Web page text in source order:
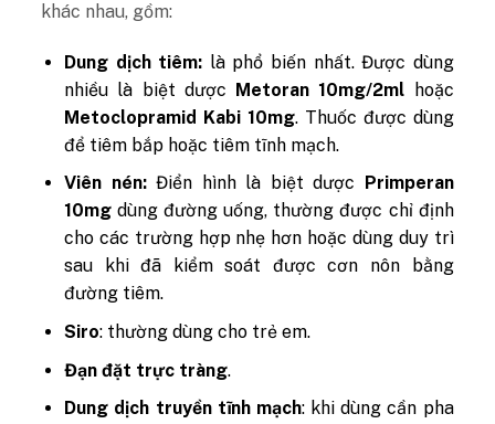
khác nhau, gồm:
Dung dịch tiêm: là phổ biến nhất. Được dùng
nhiều là biệt dược Metoran 10mg/2ml hoặc
Metoclopramid Kabi 10mg. Thuốc được dùng
để tiêm bắp hoặc tiêm tĩnh mạch.
Viên nén:Điển hình là biệt dược
Primperan
10mg dùng đường uống, thường được chỉ định
cho các trường hợp nhẹ hơn hoặc dùng duy trì
sau khi đã kiểm soát được cơn nôn bằng
đường tiêm.
Siro: thường dùng cho trẻ em.
Đạn đặt trực tràng.
Dung dịch truyền tĩnh mạch: khi dùng cần pha